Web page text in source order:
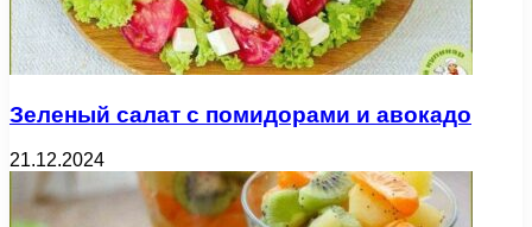
Зеленый салат с помидорами и авокадо
21.12.2024